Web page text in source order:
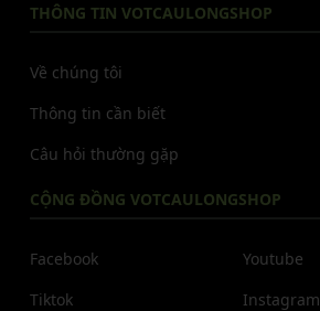
THÔNG TIN VOTCAULONGSHOP
Về chúng tôi
Thông tin cần biết
Câu hỏi thường gặp
CỘNG ĐỒNG VOTCAULONGSHOP
Facebook
Tiktok
Youtube
Instagram